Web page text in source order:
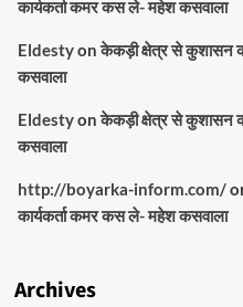
कार्यकर्ता कमर कस ले- महेश कसवाला
Eldestyonकेकड़ी क्षेत्र से कुशासन
कसवाला
Eldestyonकेकड़ी क्षेत्र से कुशासन
कसवाला
http://boyarka-inform.com/
कार्यकर्ता कमर कस ले- महेश कसवाला
Archives